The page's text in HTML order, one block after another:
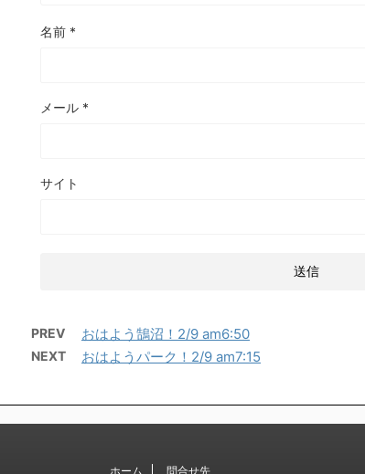
名前 *
メール *
サイト
PREV おはよう鵠沼！2/9 am6:50
NEXT おはようパーク！2/9 am7:15
ホーム 問合せ先